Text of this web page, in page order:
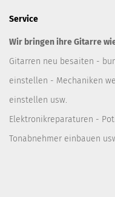
Service
Wir bringen ihre Gitarre
Gitarren neu besaiten -
einstellen - Mechaniken
einstellen usw.
Elektronikreparaturen -
Tonabnehmer einbauen